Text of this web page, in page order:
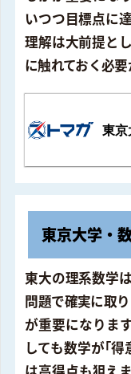
いつつ目標点に
理解は大前提と
に触れておく必要
東
東京大学・
東大の理系数学
問題で確実に取
が重要になりま
しても数学が｢